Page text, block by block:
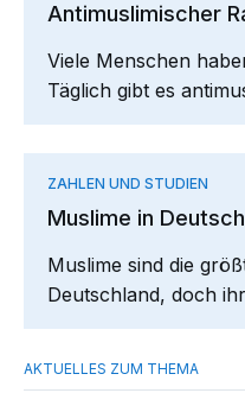
Antimuslimischer
Viele Menschen
Täglich gibt es
ZAHLEN UND STUDIEN
Muslime in
Muslime sind die
Deutschland, doch